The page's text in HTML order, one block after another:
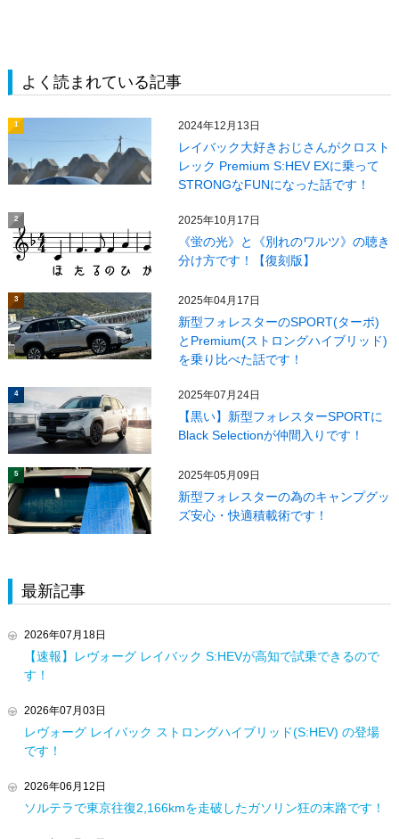
よく読まれている記事
1 2024年12月13日
レイバック大好きおじさんがクロスト
レック Premium S:HEV EXに乗って
STRONGなFUNになった話です！
2 2025年10月17日
《蛍の光》と《別れのワルツ》の聴き
分け方です！【復刻版】
3 2025年04月17日
新型フォレスターのSPORT(ターボ)
とPremium(ストロングハイブリッド)
を乗り比べた話です！
4 2025年07月24日
【黒い】新型フォレスターSPORTに
Black Selectionが仲間入りです！
5 2025年05月09日
新型フォレスターの為のキャンプグッ
ズ安心・快適積載術です！
最新記事
2026年07月18日
【速報】レヴォーグ レイバック S:HEVが高知で試乗できるので
す！
2026年07月03日
レヴォーグ レイバック ストロングハイブリッド(S:HEV) の登場
です！
2026年06月12日
ソルテラで東京往復2,166kmを走破したガソリン狂の末路です！